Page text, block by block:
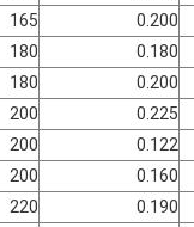
0.200
165
0.180
180
0.200
180
0.225
200
0.122
200
0.160
200
0.190
220